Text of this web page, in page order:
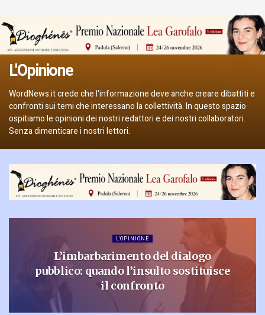
L'Opinione
WordNews.it crede che l'informazione deve anche creare dibattiti e
confronti sui temi che interessano la collettività. In questo spazio
ospitiamo le opinioni dei nostri redattori e dei nostri collaboratori.
Senza dimenticare i nostri lettori.
L'OPINIONE
L’imbarbarimento del dialogo
pubblico: quando l’insulto sostituisce
il confronto